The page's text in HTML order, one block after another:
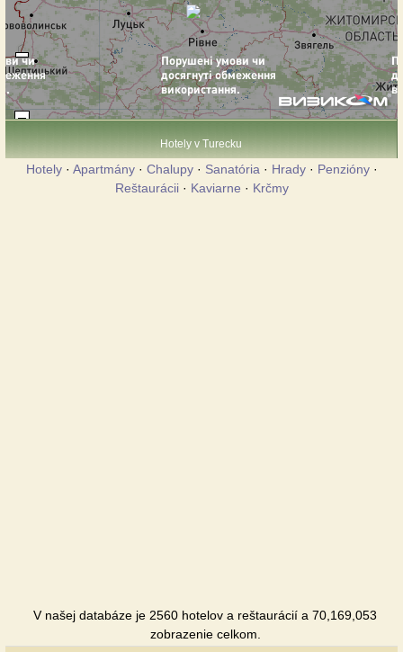
Hotely v Turecku
Hotely· Apartmány· Chalupy· Sanatória · Hrady· Penzióny·
Reštaurácii· Kaviarne · Krčmy
V našej databáze je 2560 hotelov a reštaurácií a 70,169,053
zobrazenie celkom.